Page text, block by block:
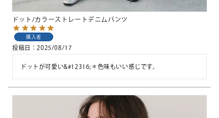
ドット/カラーストレートデニムパンツ
購入者
投稿日 2025/08/17
ドットが可愛い&#12316;＊色味もいい感じです。